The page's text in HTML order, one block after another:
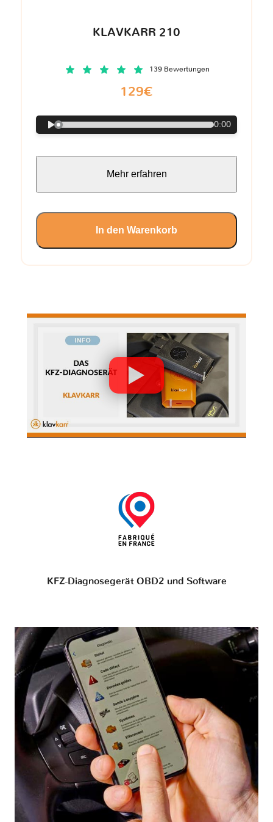
KLAVKARR 210
139 Bewertungen
129€
0:00
Mehr erfahren
In den Warenkorb
KFZ-Diagnosegerät OBD2 und Software